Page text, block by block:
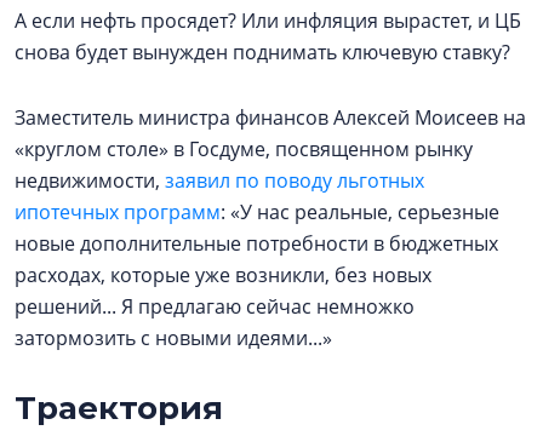
А если нефть просядет? Или инфляция вырастет, и ЦБ
снова будет вынужден поднимать ключевую ставку?
Заместитель министра финансов Алексей Моисеев на
«круглом столе» в Госдуме, посвященном рынку
недвижимости, заявил по поводу льготных
ипотечных программ: «У нас реальные, серьезные
новые дополнительные потребности в бюджетных
расходах, которые уже возникли, без новых
решений... Я предлагаю сейчас немножко
затормозить с новыми идеями...»
Траектория